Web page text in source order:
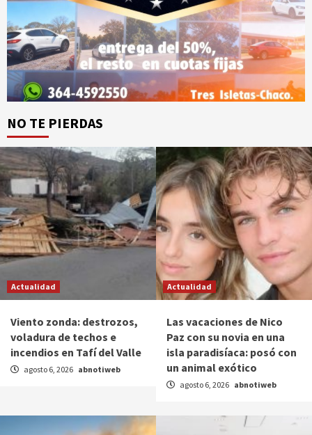
NO TE PIERDAS
Actualidad
Viento zonda: destrozos,
voladura de techos e
incendios en Tafí del Valle
agosto 6, 2026 abnotiweb
Actualidad
Las vacaciones de Nico
Paz con su novia en una
isla paradisíaca: posó con
un animal exótico
agosto 6, 2026 abnotiweb